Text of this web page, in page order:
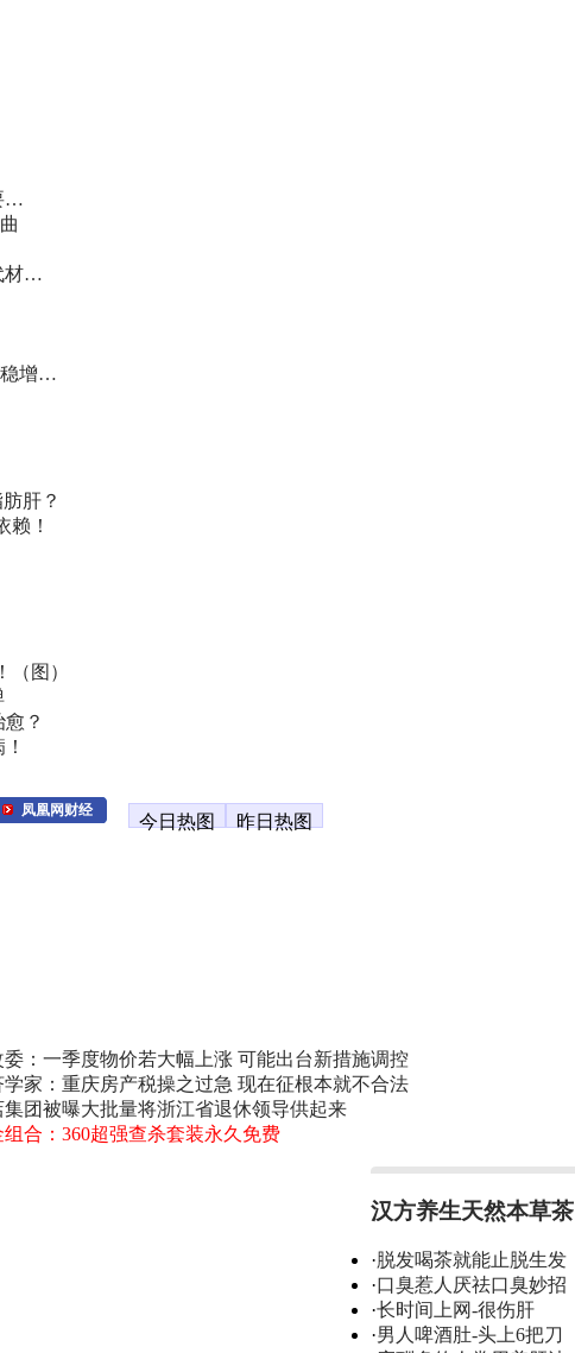
…
材…
稳增…
肝？
赖！
图）
？
凤凰网财经
今日热图 昨日热图
委：一季度物价若大幅上涨 可能出台新措施调控
学家：重庆房产税操之过急 现在征根本就不合法
集团被曝大批量将浙江省退休领导供起来
组合：360超强查杀套装永久免费
汉方养生天然本草茶
·脱发喝茶就能止脱生发
·口臭惹人厌祛口臭妙招
·长时间上网-很伤肝
·男人啤酒肚-头上6把刀